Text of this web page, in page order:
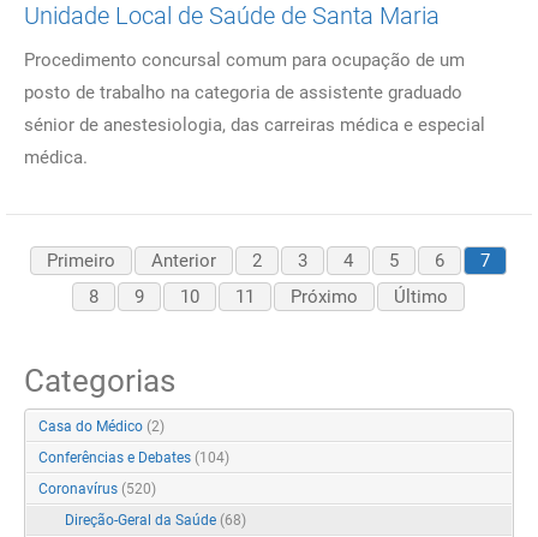
Unidade Local de Saúde de Santa Maria
Procedimento concursal comum para ocupação de um
posto de trabalho na categoria de assistente graduado
sénior de anestesiologia, das carreiras médica e especial
médica.
Primeiro Anterior 2 3 4 5 6
7
8
9 10 11 Próximo Último
Categorias
Casa do Médico (2)
Conferências e Debates (104)
Coronavírus (520)
Direção-Geral da Saúde (68)